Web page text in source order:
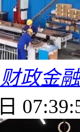
政金